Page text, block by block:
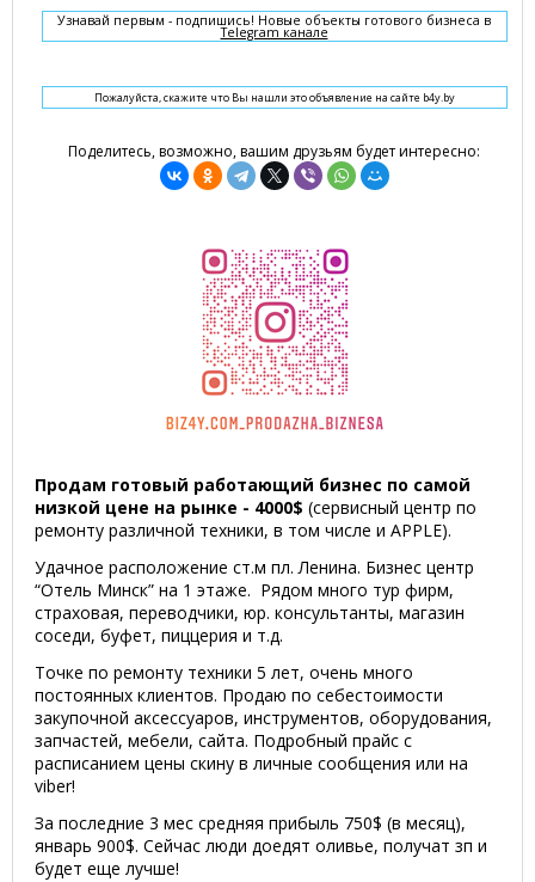
Узнавай первым - подпишись! Новые объекты готового бизнеса в
Telegram канале
Пожалуйста, скажите что Вы нашли это объявление на сайте b4y.by
Поделитесь, возможно, вашим друзьям будет интересно:
Продам готовый работающий бизнес по самой
низкой цене на рынке - 4000$ (сервисный центр по
ремонту различной техники, в том числе и APPLE).
Удачное расположение ст.м пл. Ленина. Бизнес центр
“Отель Минск” на 1 этаже. Рядом много тур фирм,
страховая, переводчики, юр. консультанты, магазин
соседи, буфет, пиццерия и т.д.
Точке по ремонту техники 5 лет, очень много
постоянных клиентов. Продаю по себестоимости
закупочной аксессуаров, инструментов, оборудования,
запчастей, мебели, сайта. Подробный прайс с
расписанием цены скину в личные сообщения или на
viber!
За последние 3 мес средняя прибыль 750$ (в месяц),
январь 900$. Сейчас люди доедят оливье, получат зп и
будет еще лучше!